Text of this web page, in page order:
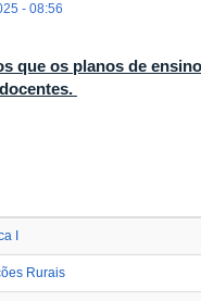
- 08:56
que os planos de
I
Rurais